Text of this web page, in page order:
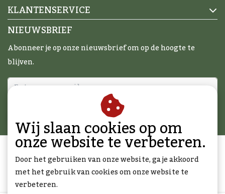
KLANTENSERVICE
NIEUWSBRIEF
Abonneer je op onze nieuwsbrief om op de hoogte te
blijven.
Wij slaan cookies op om
onze website te verbeteren.
Door het gebruiken van onze website, ga je akkoord
met het gebruik van cookies om onze website te
verbeteren.